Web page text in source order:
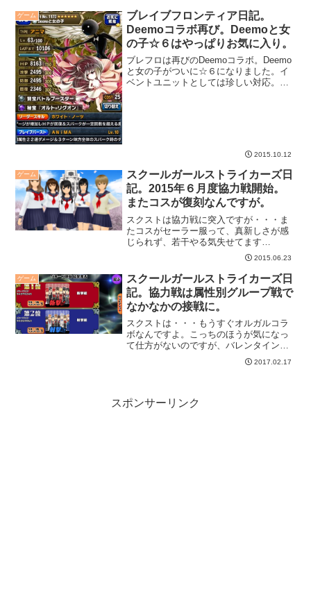
ゲーム
ブレイブフロンティア日記。
Deemoコラボ再び。Deemoと女
の子☆６はやっぱりお気に入り。
ブレフロは再びのDeemoコラボ。Deemo
と女の子がついに☆６になりました。イ
ベントユニットとしては珍しい対応。や
2015.10.12
ゲーム
スクールガールストライカーズ日
記。2015年６月度協力戦開始。
またコスが復刻なんですが。
スクストは協力戦に突入ですが・・・ま
たコスがセーラー服って、真新しさが感
じられず、若干やる気失せてます
が・・・UR補助券目指して頑張ろう！っ
2015.06.23
ゲーム
スクールガールストライカーズ日
記。協力戦は属性別グループ戦で
なかなかの接戦に。
スクストは・・・もうすぐオルガルコラ
ボなんですよ。こっちのほうが気になっ
て仕方がないのですが、バレンタインイ
ベとかいろいろあって・・・協力戦で
す。今回の属性対抗戦はなかなかの接戦
2017.02.17
スポンサーリンク